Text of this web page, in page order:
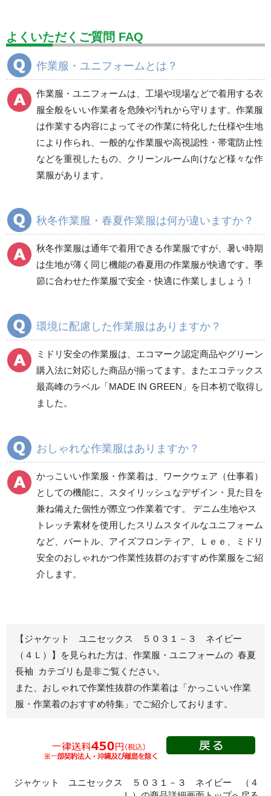
設備用品・作業補助用品 工事作業用品
分煙対策機器
電気保守用品 ワイパー クリーンルーム対策用品
防災グッズ（防災セット） 救急医療品
健康管理器具 季節商品 ウイルス対策用品
商品カテゴリ一覧
秋冬長袖
食品産業用長袖
食品産業用半袖
秋冬長袖
ワークパンツ
春夏ワークパンツ作業
ズボン
秋冬ワークパンツ作業
ズボン
ツ
クリーンウェアワーク
パンツ
カーゴパンツ
春夏カーゴパンツ作業
ズボン
ズボン
レディース作業着
ブルゾン
ジャンパー
秋冬長袖
春夏半袖
スモック
秋冬長袖
クリーンウェ
シャツ
よくいただくご質問 FAQ
作業服・ユニフォームとは？
作業服・ユニフォームは、工場や現場などで着用する衣
服全般をいい作業者を危険や汚れから守ります。作業服
は作業する内容によってその作業に特化した仕様や生地
により作られ、一般的な作業服や高視認性・帯電防止性
などを重視したもの、クリーンルーム向けなど様々な作
業服があります。
秋冬作業服・春夏作業服は何が違いますか？
秋冬作業服は通年で着用できる作業服ですが、暑い時期
は生地が薄く同じ機能の春夏用の作業服が快適です。季
節に合わせた作業服で安全・快適に作業しましょう！
環境に配慮した作業服はありますか？
ミドリ安全の作業服は、エコマーク認定商品やグリーン
購入法に対応した商品が揃ってます。またエコテックス
最高峰のラベル「MADE IN GREEN」を日本初で取得し
ました。
おしゃれな作業服はありますか？
かっこいい作業服・作業着は、ワークウェア（仕事着）
としての機能に、スタイリッシュなデザイン・見た目を
兼ね備えた個性が際立つ作業着です。 デニム生地やス
トレッチ素材を使用したスリムスタイルなユニフォーム
など、バートル、アイズフロンティア、Ｌｅｅ、ミドリ
安全のおしゃれかつ作業性抜群のおすすめ作業服をご紹
介します。
【ジャケット ユニセックス ５０３１－３ ネイビー
（４Ｌ）】を見られた方は、作業服・ユニフォームの 春夏
長袖 カテゴリも是非ご覧ください。
また、おしゃれで作業性抜群の作業着は 「かっこいい作業
服・作業着のおすすめ特集」 でご紹介しております。
ジャケット ユニセックス ５０３１－３ ネイビー （４